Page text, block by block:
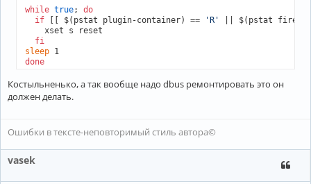
while true; do
if [[ $(pstat plugin-container) == 'R'
|| $(pstat
    xset s reset
fi
sleep
done
Костыльненько, а так вообще надо dbus ремонтировать это он
должен делать.
Ошибки в тексте-неповторимый стиль автора©
vasek